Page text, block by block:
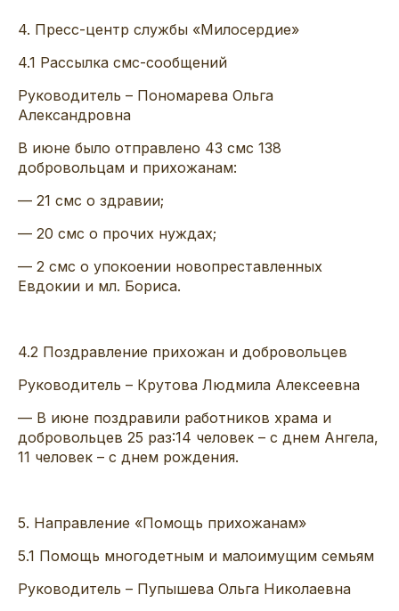
4. Пресс-центр службы «Милосердие»
4.1 Рассылка смс-сообщений
Руководитель – Пономарева Ольга
Александровна
В июне было отправлено 43 смс 138
добровольцам и прихожанам:
— 21 смс о здравии;
— 20 смс о прочих нуждах;
— 2 смс о упокоении новопреставленных
Евдокии и мл. Бориса.
4.2 Поздравление прихожан и добровольцев
Руководитель – Крутова Людмила Алексеевна
— В июне поздравили работников храма и
добровольцев 25 раз:14 человек – с днем Ангела,
11 человек – с днем рождения.
5. Направление «Помощь прихожанам»
5.1 Помощь многодетным и малоимущим семьям
Руководитель – Пупышева Ольга Николаевна